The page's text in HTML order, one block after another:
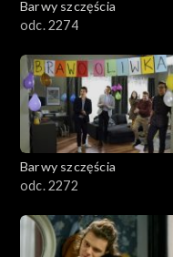
Barwy szczęścia
odc. 2274
Barwy szczęścia
odc. 2272